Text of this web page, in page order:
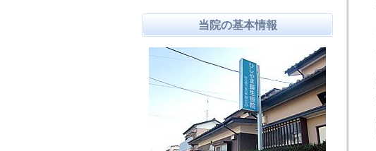
当院の基本情報